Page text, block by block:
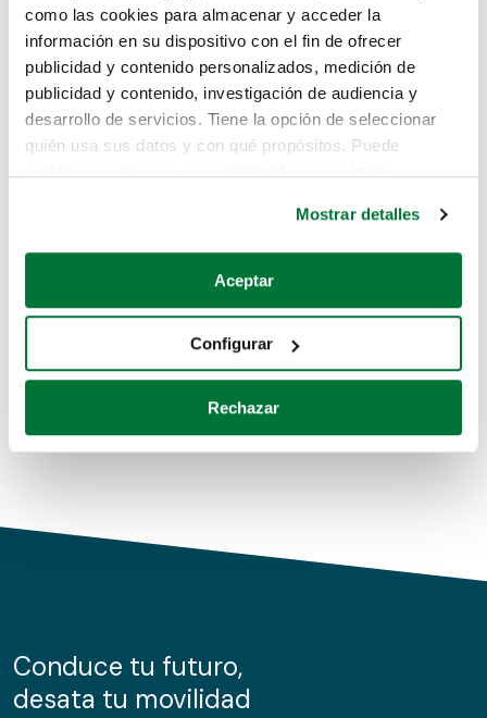
como las cookies para almacenar y acceder la
información en su dispositivo con el fin de ofrecer
publicidad y contenido personalizados, medición de
publicidad y contenido, investigación de audiencia y
desarrollo de servicios. Tiene la opción de seleccionar
quién usa sus datos y con qué propósitos. Puede
Si lo permite, también quisiéramos:
Recopilar información sobre su ubicación geográfica
Identificar su dispositivo analizándolo activamente
para buscar características específicas (huellas
Obtenga más información sobre cómo se procesan sus
de cookies.
información sobre el uso que haga del sitio web con
nuestros partners de redes sociales, publicidad y análisis
Mostrar detalles
Aceptar
Configurar
Rechazar
Lo sentimos, no sabemos como
te hemos traido hasta aquí.
Pero puedes encontrar el coche que estás
buscando en alguno de estos enlaces:
Coches de segunda mano
Coches de km0
Conduce tu futuro,
desata tu movilidad